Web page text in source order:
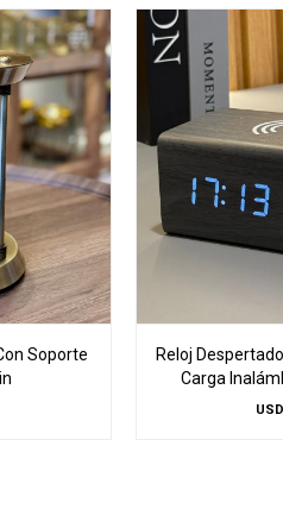
Soporte
Reloj
Carga
USD